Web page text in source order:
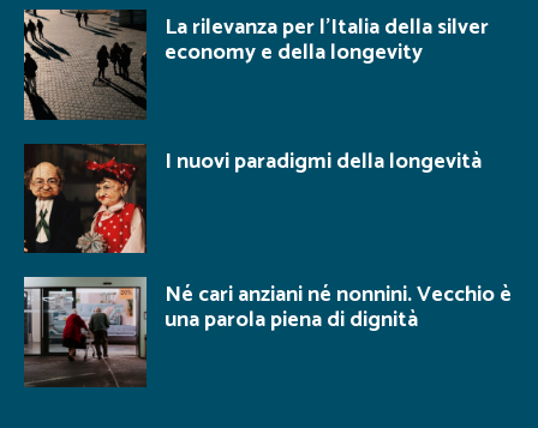
La rilevanza per l’Italia della silver
economy e della longevity
I nuovi paradigmi della longevità
Né cari anziani né nonnini. Vecchio è
una parola piena di dignità